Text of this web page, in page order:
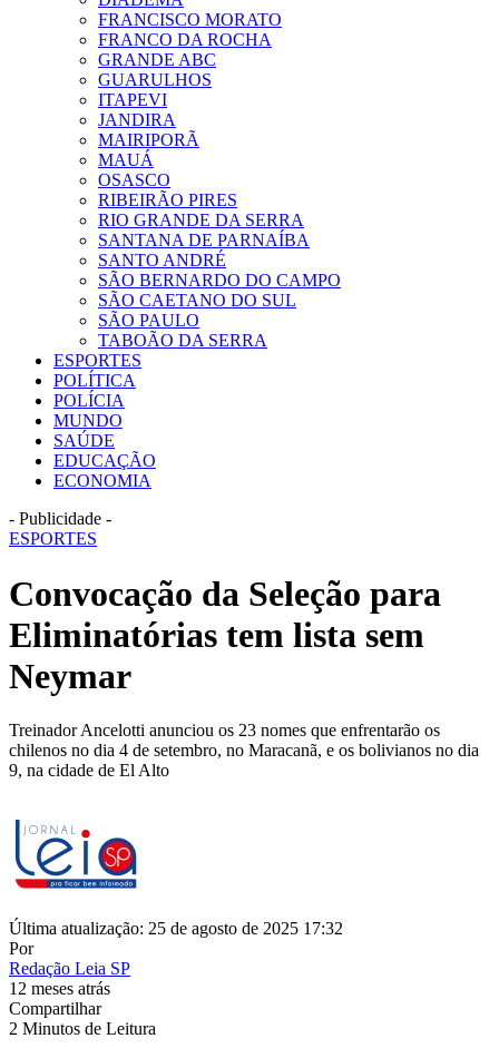
FRANCISCO MORATO
FRANCO DA ROCHA
GRANDE ABC
GUARULHOS
ITAPEVI
JANDIRA
MAIRIPORÃ
MAUÁ
OSASCO
RIBEIRÃO PIRES
RIO GRANDE DA SERRA
SANTANA DE PARNAÍBA
SANTO ANDRÉ
SÃO BERNARDO DO CAMPO
SÃO CAETANO DO SUL
SÃO PAULO
TABOÃO DA SERRA
ESPORTES
POLÍTICA
POLÍCIA
MUNDO
SAÚDE
EDUCAÇÃO
ECONOMIA
- Publicidade -
ESPORTES
Convocação da Seleção para
Eliminatórias tem lista sem
Neymar
Treinador Ancelotti anunciou os 23 nomes que enfrentarão os
chilenos no dia 4 de setembro, no Maracanã, e os bolivianos no dia
9, na cidade de El Alto
Última atualização: 25 de agosto de 2025 17:32
Por
Redação Leia SP
12 meses atrás
Compartilhar
2 Minutos de Leitura